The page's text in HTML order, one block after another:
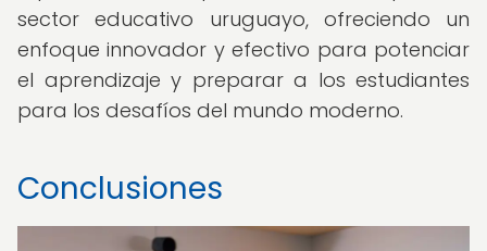
sector educativo uruguayo, ofreciendo un
enfoque innovador y efectivo para potenciar
el aprendizaje y preparar a los estudiantes
para los desafíos del mundo moderno.
Conclusiones